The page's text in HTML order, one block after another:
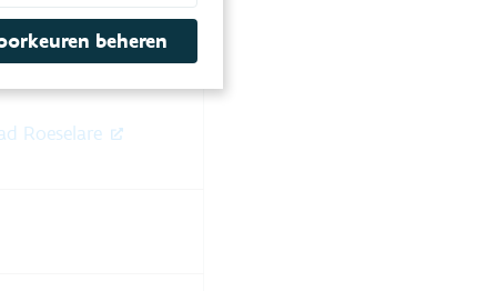
Omgeving)
Roeselare
beheren